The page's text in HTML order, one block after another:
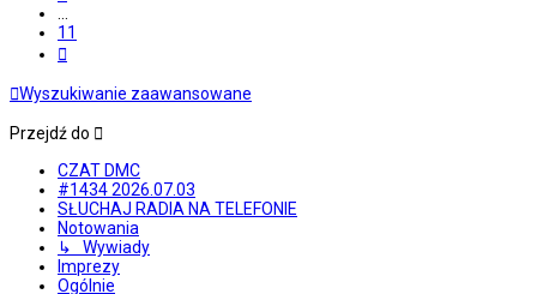
11
Wyszukiwanie zaawansowane
Przejdź do
CZAT DMC
#1434 2026.07.03
SŁUCHAJ RADIA NA TELEFONIE
Notowania
↳ Wywiady
Imprezy
Ogólnie